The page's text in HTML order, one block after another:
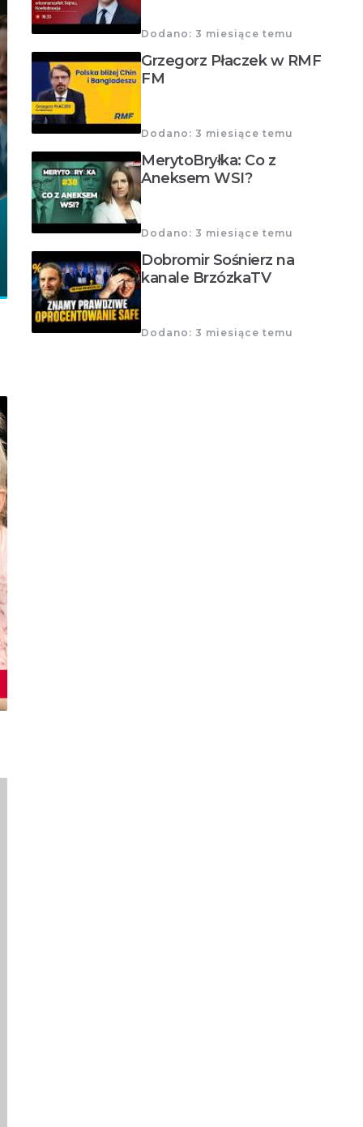
Dodano: 3 miesiące temu
Grzegorz Płaczek w RMF
FM
Dodano: 3 miesiące temu
MerytoBryłka: Co z
Aneksem WSI?
Dodano: 3 miesiące temu
Dobromir Sośnierz na
kanale BrzózkaTV
Dodano: 3 miesiące temu